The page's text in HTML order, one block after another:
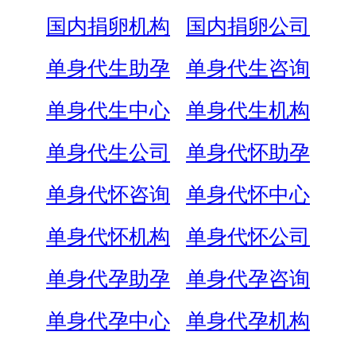
国内捐卵机构
国内捐卵公司
单身代生助孕
单身代生咨询
单身代生中心
单身代生机构
单身代生公司
单身代怀助孕
单身代怀咨询
单身代怀中心
单身代怀机构
单身代怀公司
单身代孕助孕
单身代孕咨询
单身代孕中心
单身代孕机构